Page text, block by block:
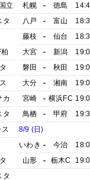
立
タ
カ
タ
ス
タ
札幌
- 徳島
八戸
- 富山
藤枝
- 仙台
大宮
- 新潟
磐田
- 秋田
大分
- 湘南
宮崎
- 横浜FC
鳥栖
- 甲府
8/9 (日)
いわき - 今治
山形
- 栃木C